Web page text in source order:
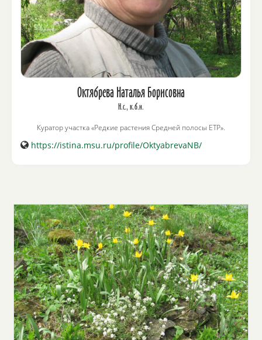
Октябрева Наталья Борисовна
Н.с., к.б.н.
Куратор участка «Редкие растения Средней полосы ЕТР».
https://istina.msu.ru/profile/OktyabrevaNB/